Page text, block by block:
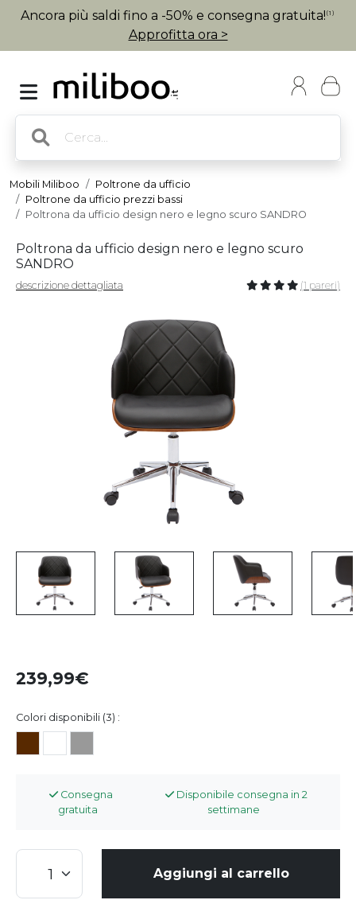
Ancora più saldi fino a -50% e consegna gratuita! (1)
Approfitta ora >
Mobili Miliboo
Poltrone da ufficio
Poltrone da ufficio prezzi bassi
Poltrona da ufficio design nero e legno scuro SANDRO
Poltrona da ufficio design nero e legno scuro
SANDRO
descrizione dettagliata (1 pareri)
239,99
Colori disponibili (3) :
Consegna
gratuita
Disponibile consegna in 2
settimane
Aggiungi al carrello